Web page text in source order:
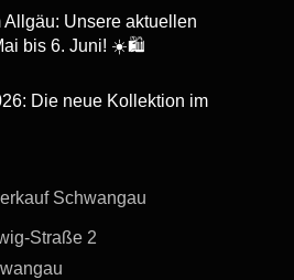
Unsere aktuellen
bis 6. Juni! ☀️🛍️
Die neue Kollektion im
Schwangau
Straße 2